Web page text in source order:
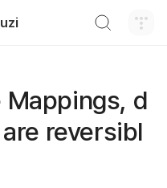
d
reversibl